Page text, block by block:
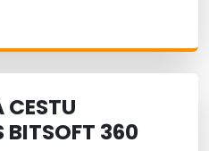
BITSOFT 360